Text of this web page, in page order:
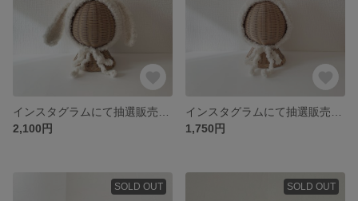
2,100円
1,750円
SOLD OUT SOLD OUT